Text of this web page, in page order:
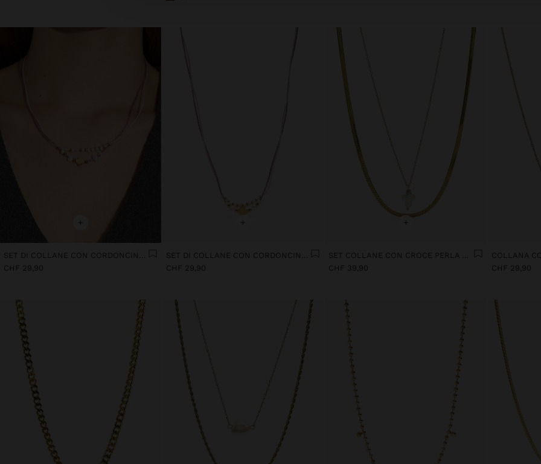
+
SET DI COLLANE CON CORDONCINO CON PERLE E PERLINE - ACCIAIO INOSSIDABILE
CHF 29,90
+
SET DI COLLANE CON CORDONCINO CON PERLE E PERLINE - ACCIAIO INOSSIDABILE
CHF 29,90
+
SET COLLANE CON CROCE PERLA D'ACQUA DOLCE - ACCIAIO INOSSIDABILE
CHF 39,90
CHF 29,90